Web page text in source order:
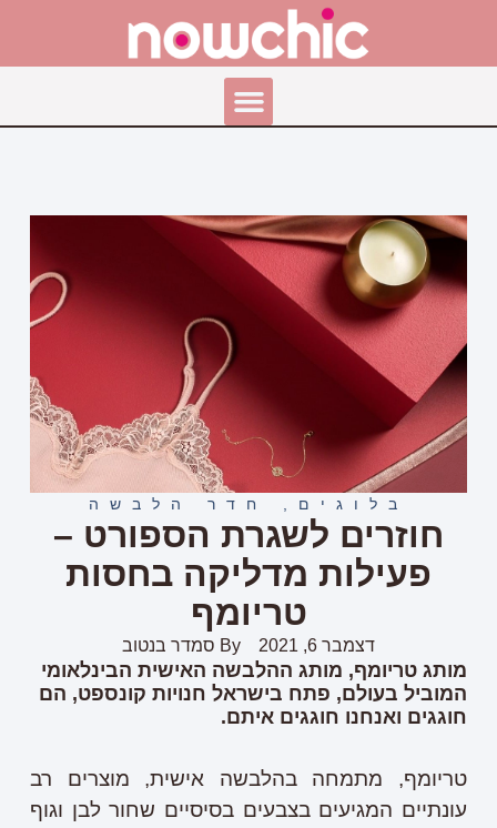
בלוגים חדר הלבשה
חוזרים לשגרת הספורט –
פעילות מדליקה בחסות
טריומף
דצמבר 6, 2021 By סמדר בנטוב
מותג טריומף, מותג ההלבשה האישית הבינלאומי
המוביל בעולם, פתח בישראל חנויות קונספט, הם
חוגגים ואנחנו חוגגים איתם.
טריומף, מתמחה בהלבשה אישית, מוצרים רב
עונתיים המגיעים בצבעים בסיסיים שחור לבן וגוף